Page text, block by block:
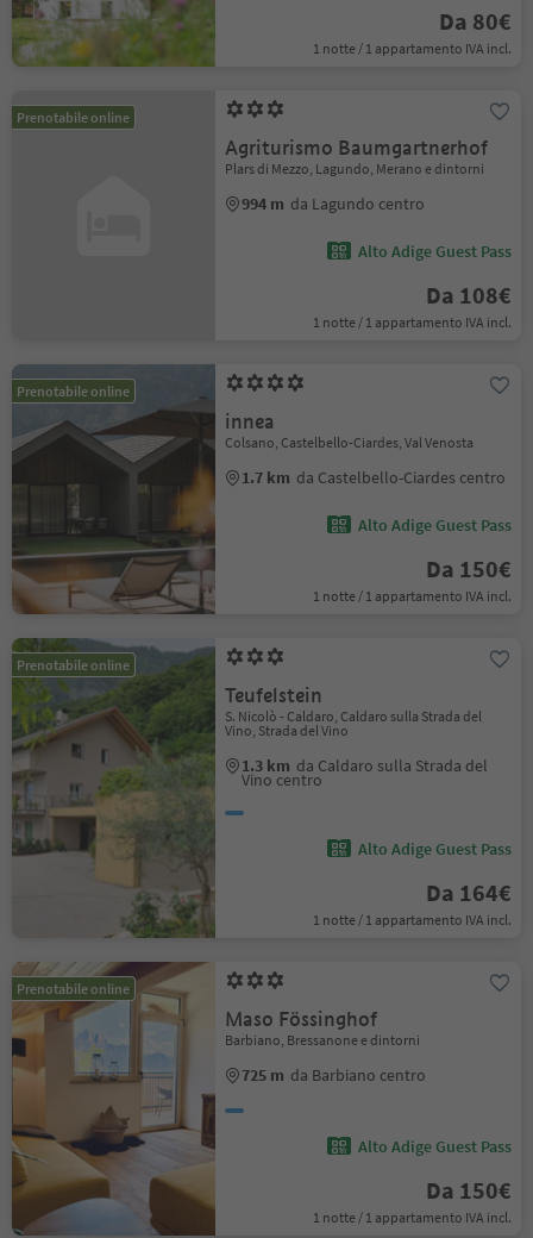
Da 80€
1 notte / 1 appartamento IVA incl.
Prenotabile online
Agriturismo Baumgartnerhof
Plars di Mezzo, Lagundo, Merano e dintorni
994 m da Lagundo centro
Alto Adige Guest Pass
Da 108€
1 notte / 1 appartamento IVA incl.
Prenotabile online
innea
Colsano, Castelbello-Ciardes, Val Venosta
1.7 km da Castelbello-Ciardes centro
Alto Adige Guest Pass
Da 150€
1 notte / 1 appartamento IVA incl.
Prenotabile online
Teufelstein
S. Nicolò - Caldaro, Caldaro sulla Strada del
Vino, Strada del Vino
1.3 km da Caldaro sulla Strada del
Vino centro
Alto Adige Guest Pass
Da 164€
1 notte / 1 appartamento IVA incl.
Prenotabile online
Maso Fössinghof
Barbiano, Bressanone e dintorni
725 m da Barbiano centro
Alto Adige Guest Pass
Da 150€
1 notte / 1 appartamento IVA incl.